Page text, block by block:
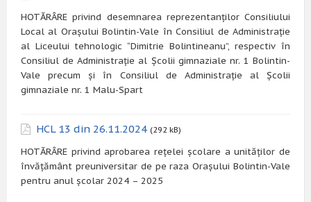
HOTĂRÂRE privind desemnarea reprezentanților Consiliului
Local al Orașului Bolintin-Vale în Consiliul de Administrație
al Liceului tehnologic “Dimitrie Bolintineanu”, respectiv în
Consiliul de Administrație al Școlii gimnaziale nr. 1 Bolintin-
Vale precum și în Consiliul de Administrație al Școlii
gimnaziale nr. 1 Malu-Spart
HCL 13 din 26.11.2024 (292 kB)
HOTĂRÂRE privind aprobarea rețelei școlare a unităților de
învățământ preuniversitar de pe raza Orașului Bolintin-Vale
pentru anul școlar 2024 – 2025